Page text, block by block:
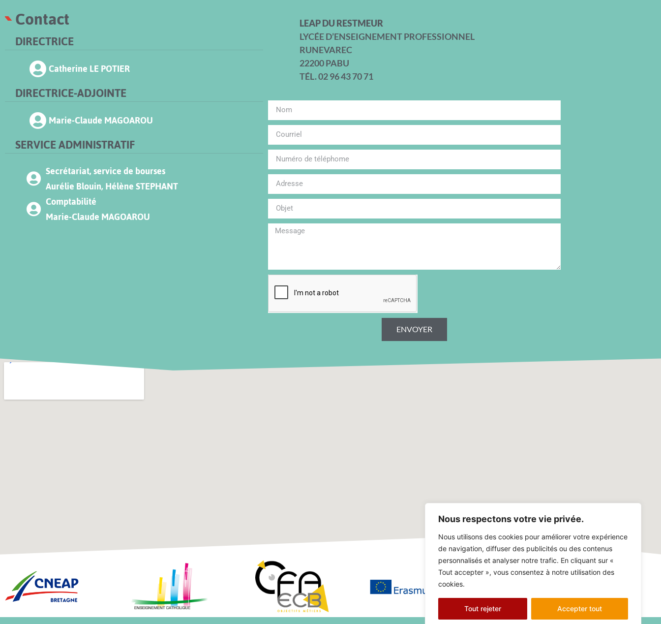
Nous respectons votre vie privée.
Nous utilisons des cookies pour améliorer votre expérience
de navigation, diffuser des publicités ou des contenus
personnalisés et analyser notre trafic. En cliquant sur «
Tout accepter », vous consentez à notre utilisation des
cookies.
Tout rejeter Accepter tout
Contact
DIRECTRICE
Catherine LE POTIER
DIRECTRICE-ADJOINTE
Marie-Claude MAGOAROU
SERVICE ADMINISTRATIF
Secrétariat, service de bourses
Aurélie Blouin, Hélène STEPHANT
Comptabilité
Marie-Claude MAGOAROU
LEAP DU RESTMEUR
LYCÉE D’ENSEIGNEMENT PROFESSIONNEL
RUNEVAREC
22200 PABU
TÉL. 02 96 43 70 71
ENVOYER